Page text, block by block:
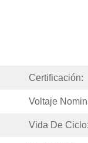
Certificación:
Voltaje
Vida De Ciclo: